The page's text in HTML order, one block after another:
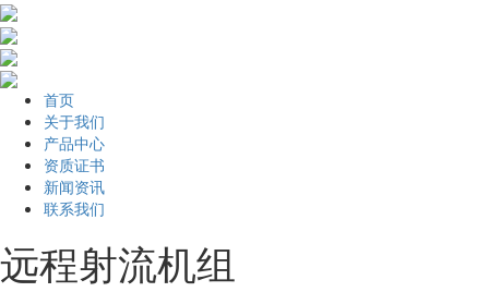
首页
关于我们
产品中心
资质证书
新闻资讯
联系我们
远程射流机组